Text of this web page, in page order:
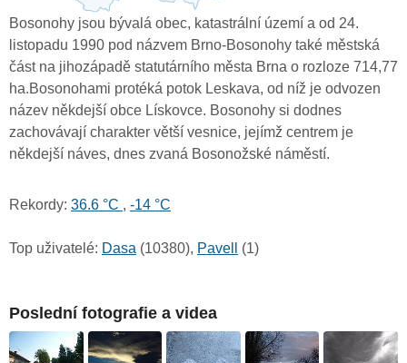
Bosonohy jsou bývalá obec, katastrální území a od 24.
listopadu 1990 pod názvem Brno-Bosonohy také městská
část na jihozápadě statutárního města Brna o rozloze 714,77
ha.Bosonohami protéká potok Leskava, od níž je odvozen
název někdejší obce Lískovce. Bosonohy si dodnes
zachovávají charakter větší vesnice, jejímž centrem je
někdejší náves, dnes zvaná Bosonožské náměstí.
Rekordy: 36.6 °C , -14 °C
Top uživatelé: Dasa (10380), Pavell (1)
Poslední fotografie a videa